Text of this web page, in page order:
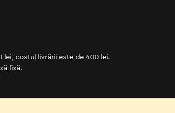
lei, costul livrării este de 400 lei.
fixă.